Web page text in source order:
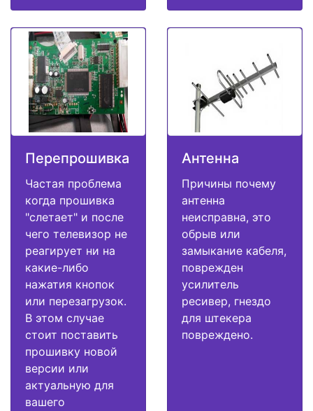
Перепрошивка
Частая проблема
когда прошивка
"слетает" и после
чего телевизор не
реагирует ни на
какие-либо
нажатия кнопок
или перезагрузок.
В этом случае
стоит поставить
прошивку новой
версии или
актуальную для
вашего
Антенна
Причины почему
антенна
неисправна, это
обрыв или
замыкание кабеля,
поврежден
усилитель
ресивер, гнездо
для штекера
повреждено.